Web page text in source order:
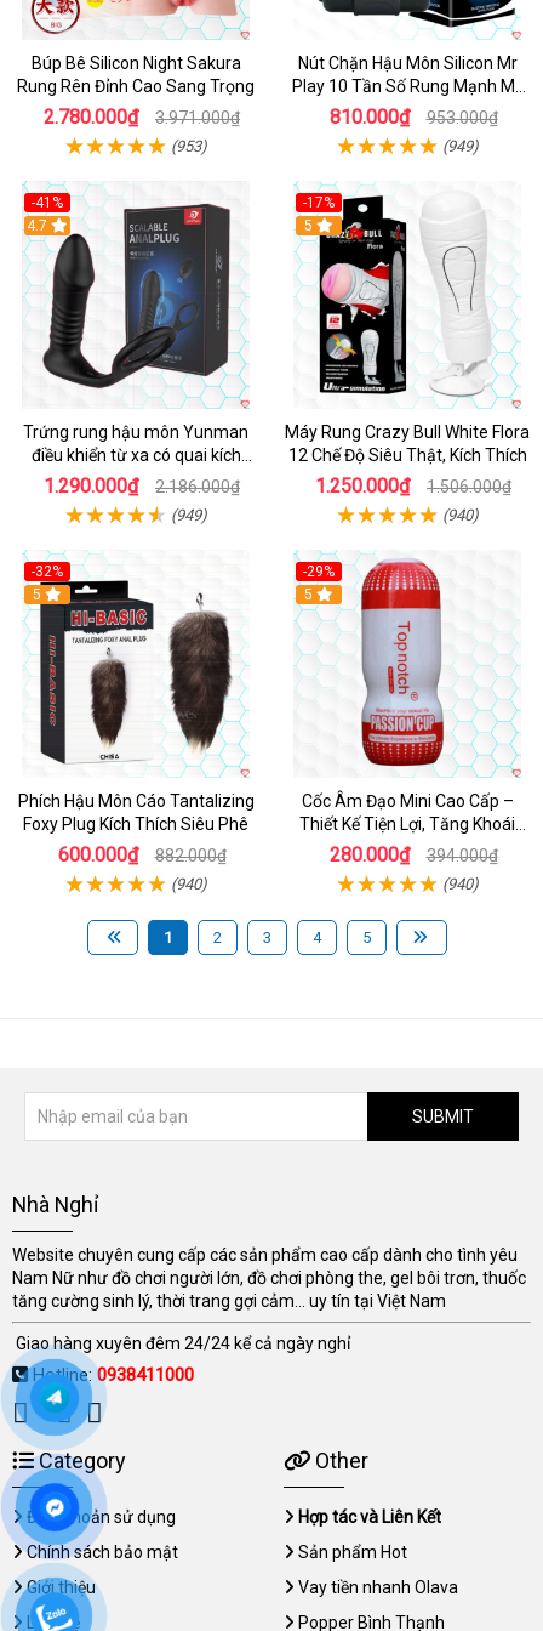
Búp Bê Silicon Night Sakura
Rung Rên Đỉnh Cao Sang Trọng
2.780.000₫ 3.971.000₫
(953)
Nút Chặn Hậu Môn Silicon Mr
Play 10 Tần Số Rung Mạnh Mẽ
Kích Thích
810.000₫ 953.000₫
(949)
-41%
Hot
4.7
Trứng rung hậu môn Yunman
điều khiển từ xa có quai kích
thích
1.290.000₫ 2.186.000₫
(949)
-17%
5
Máy Rung Crazy Bull White Flora
12 Chế Độ Siêu Thật, Kích Thích
1.250.000₫ 1.506.000₫
(940)
-32%
Hot
5
Phích Hậu Môn Cáo Tantalizing
Foxy Plug Kích Thích Siêu Phê
600.000₫ 882.000₫
(940)
-29%
5
Cốc Âm Đạo Mini Cao Cấp –
Thiết Kế Tiện Lợi, Tăng Khoái
Cảm
280.000₫ 394.000₫
(940)
1 2 3 4 5
SUBMIT
Nhà Nghỉ
Website chuyên cung cấp các sản phẩm cao cấp dành cho tình yêu
Nam Nữ như đồ chơi người lớn, đồ chơi phòng the, gel bôi trơn, thuốc
tăng cường sinh lý, thời trang gợi cảm... uy tín tại Việt Nam
Giao hàng xuyên đêm 24/24 kể cả ngày nghỉ
Hotline: 0938411000
Category
Điều khoản sử dụng
Chính sách bảo mật
Giới thiệu
Liên hệ
Other
Hợp tác và Liên Kết
Sản phẩm Hot
Vay tiền nhanh Olava
Popper Bình Thạnh